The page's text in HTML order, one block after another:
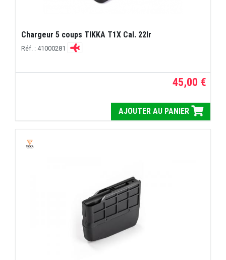
Chargeur 5 coups TIKKA T1X Cal. 22lr
Réf. : 41000281
45,00 €
AJOUTER AU PANIER